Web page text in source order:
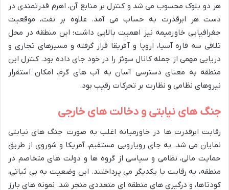
هر دو بلوک محسوب می شد و کنترل بر منابع آن، اهرم قدرتمندی در
دست هر ابرقدرت به حساب می آمد. علاوه بر نفت، موقعیت
جغرافیایی خاورمیمه نیز اهمیت بالایی داشت؛ این منطقه در محل
تلاقی سه قاره آسیا، اروپا و آفریقا قرار گرفته و مسیرهای تجاری و
دریایی مهمی از جمله کانال سوئز را در خود جای داده بود. کنترل این
منطقه به معنای دسترسی آسان به آب های گرم، امکان استقرار
نیروهای نظامی و نظارت بر تحرکات رقیب بود.
جنگ های نیابتی و دخالت های خارجی
رقابت ابرقدرت ها در خاورمیانه اغلب به صورت جنگ های نیابتی
نمایان می شد. به جای رویارویی مستقیم، آمریکا و شوروی از طریق
حمایت مالی، نظامی و سیاسی از گروه ها و دولت های متخاصم در
منطقه، به رقابت با یکدیگر می پرداختند. این وضعیت به بی ثباتی،
کودتاها، و درگیری های منطقه ای متعددی منجر شد. نمونه های بارز